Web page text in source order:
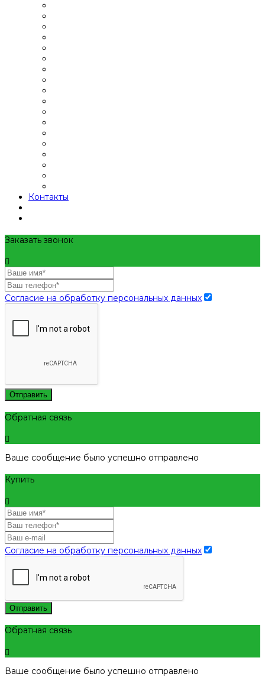
Контакты
Заказать звонок
Согласие на обработку персональных данных
Отправить
Обратная связь
Ваше сообщение было успешно отправлено
Купить
Согласие на обработку персональных данных
Отправить
Обратная связь
Ваше сообщение было успешно отправлено